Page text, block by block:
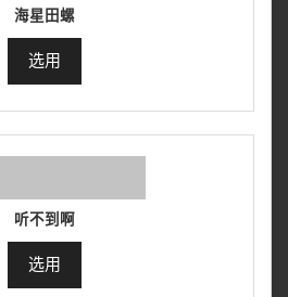
海星田螺
选用
听不到啊
选用